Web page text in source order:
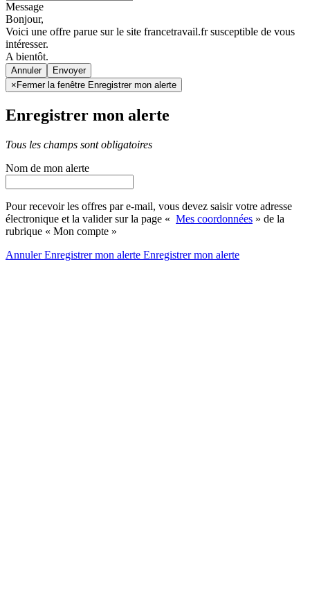
Message
Bonjour,
Voici une offre parue sur le site francetravail.fr susceptible de vous
intéresser.
A bientôt.
Annuler
× Fermer la fenêtre Enregistrer mon alerte
Enregistrer mon alerte
Tous les champs sont obligatoires
Nom de mon alerte
Pour recevoir les offres par e-mail, vous devez saisir votre adresse
électronique et la valider sur la page « Mes coordonnées » de la
rubrique « Mon compte »
AnnulerEnregistrer mon alerte Enregistrermon alerte